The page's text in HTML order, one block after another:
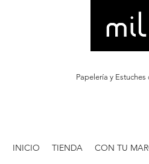
Papelería y
INICIO TIENDA CON TU